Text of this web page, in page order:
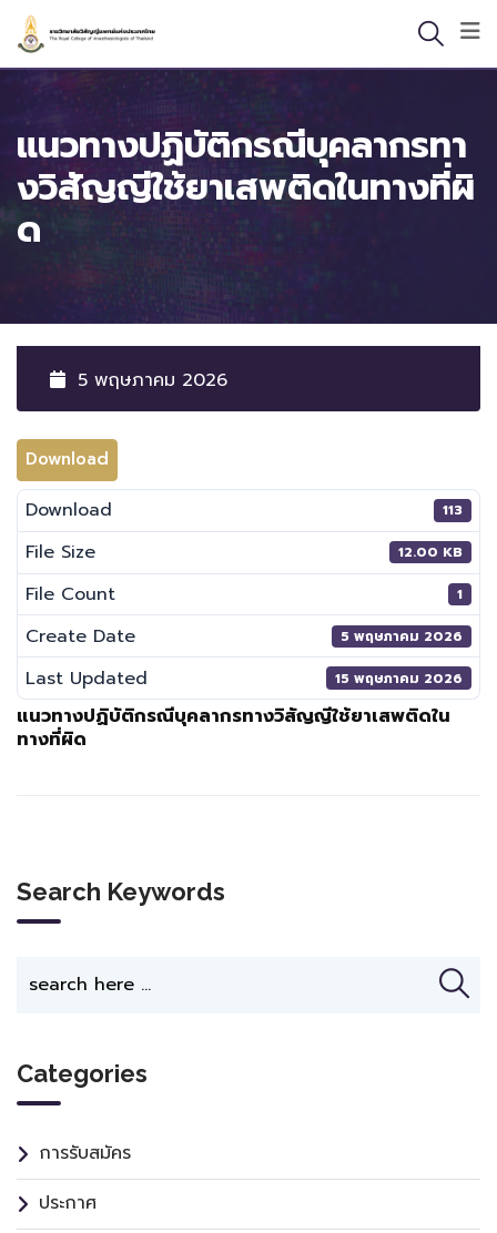
Skip
content
แนวทางปฏิบัติกรณีบุคลากรทา
งวิสัญญีใช้ยาเสพติดในทางที่ผิ
ด
5 พฤษภาคม 2026
Download
Download 113
File Size 12.00 KB
File Count 1
Create Date 5 พฤษภาคม 2026
Last Updated 15 พฤษภาคม 2026
แนวทางปฏิบัติกรณีบุคลากรทางวิสัญญีใช้ยาเสพติดใน
ทางที่ผิด
Search Keywords
Categories
การรับสมัคร
ประกาศ